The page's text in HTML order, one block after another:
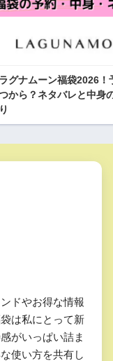
最後にきたよ
イン #ヴィトン
月1日
ラグナムーン福袋2026！
から？ネタバレと中身
り
ドやお得な情報
は私にとって新
がいっぱい詰ま
使い方を共有し